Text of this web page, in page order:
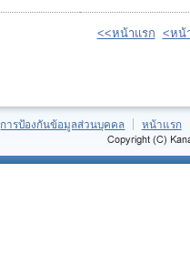
<<หน้าแรก <หน้
การป้องกันข้อมูลส่วนบุคคล หน้าแรก